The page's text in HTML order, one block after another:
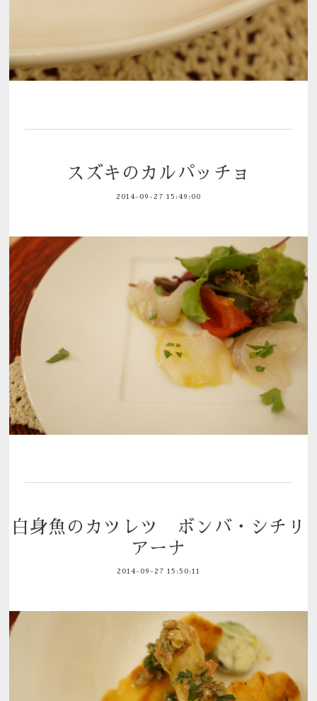
スズキのカルパッチョ
2014-09-27 15:49:00
白身魚のカツレツ ボンバ・シチリ
アーナ
2014-09-27 15:50:11